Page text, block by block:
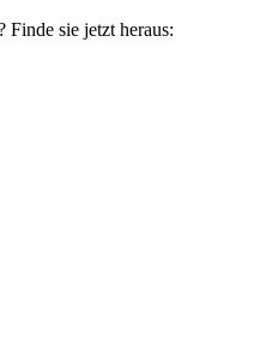
Finde sie jetzt heraus: